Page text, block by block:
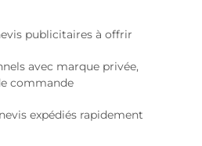
publicitaires à offrir
avec marque privée,
commande
expédiés rapidement